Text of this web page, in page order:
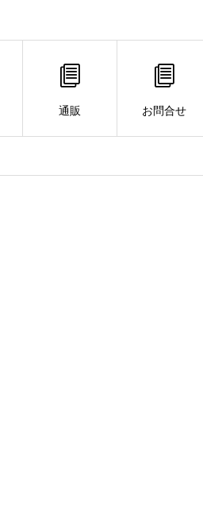
通販 お問合せ